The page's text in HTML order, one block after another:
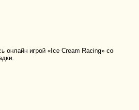
онлайн игрой «Ice Cream Racing» со